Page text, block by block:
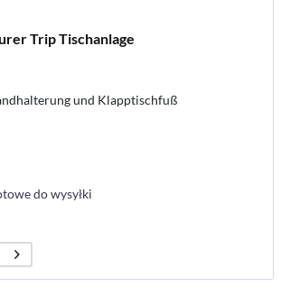
Trip Tischanlage
und Klapptischfuß
do wysyłki